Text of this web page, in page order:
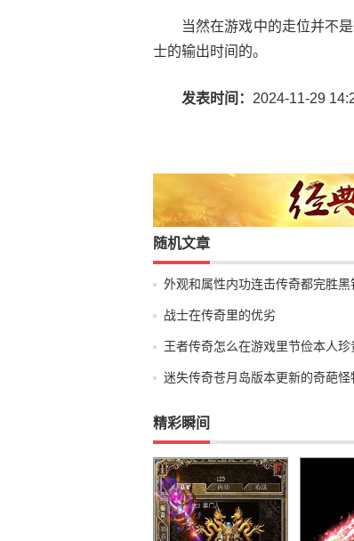
当然在游戏中的走位并不
士的输出时间的。
发表时间： 2024-11-29
随机文章
外观和属性内功连击传奇都完胜黑
战士在传奇里的优劣
王者传奇怎么在游戏里节俭本人珍
迷失传奇苍月岛版本更新的奇葩怪
精彩瞬间